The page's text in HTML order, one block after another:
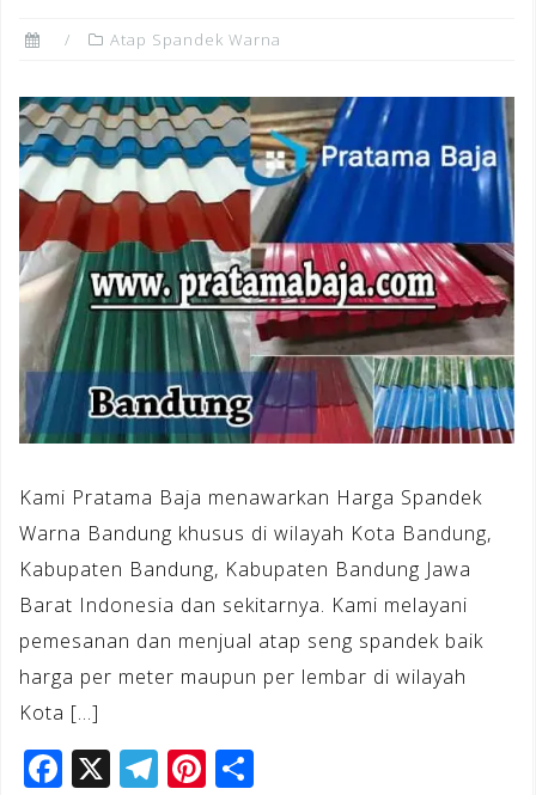
Atap Spandek Warna
Kami Pratama Baja menawarkan Harga Spandek
Warna Bandung khusus di wilayah Kota Bandung,
Kabupaten Bandung, Kabupaten Bandung Jawa
Barat Indonesia dan sekitarnya. Kami melayani
pemesanan dan menjual atap seng spandek baik
harga per meter maupun per lembar di wilayah
Kota […]
F X T Pi